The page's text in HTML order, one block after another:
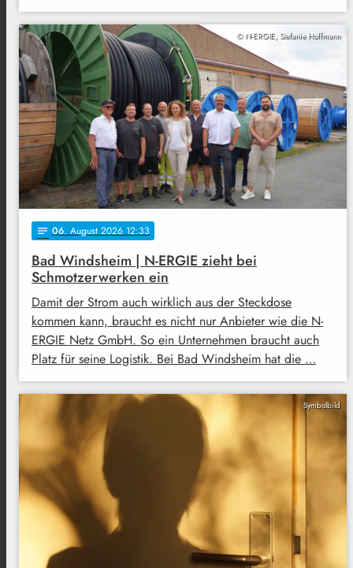
© N-ERGIE, Stefanie Hoffmann
notes 06. August 2026 12:33
Bad Windsheim | N-ERGIE zieht bei
Schmotzerwerken ein
Damit der Strom auch wirklich aus der Steckdose
kommen kann, braucht es nicht nur Anbieter wie die N-
ERGIE Netz GmbH. So ein Unternehmen braucht auch
Platz für seine Logistik. Bei Bad Windsheim hat die …
Symbolbild